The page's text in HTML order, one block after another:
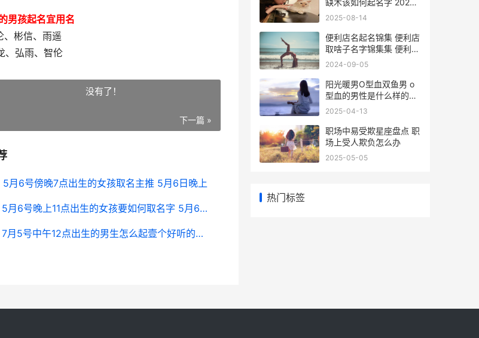
男孩起名宜用名
、彬信、雨遥
、弘雨、智伦
没有了！
下一篇 »
5月6号傍晚7点出生的女孩取名主推 5月6日晚上
5月6号晚上11点出生的女孩要如何取名字 5月6日晚上
7月5号中午12点出生的男生怎么起壹个好听的名字 7月5日当午
缺木该如何起名字 2025
年四月出生的宝宝是什么
2025-08-14
便利店名起名锦集 便利店
取啥子名字锦集集 便利店
名字有创意的
2024-09-05
阳光暖男O型血双鱼男 o
型血的男性是什么样的性
格
2025-04-13
职场中易受欺星座盘点 职
场上受人欺负怎么办
2025-05-05
热门标签